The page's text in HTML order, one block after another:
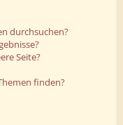
durchsuchen?
Seite?
finden?